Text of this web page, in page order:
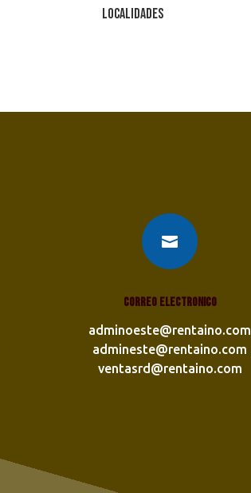
Localidades

Correo electronico
adminoeste@rentaino.com
admineste@rentaino.com
ventasrd@rentaino.com